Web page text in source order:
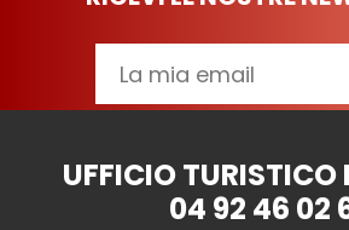
UFFICIO TURISTICO
04 92 46 02